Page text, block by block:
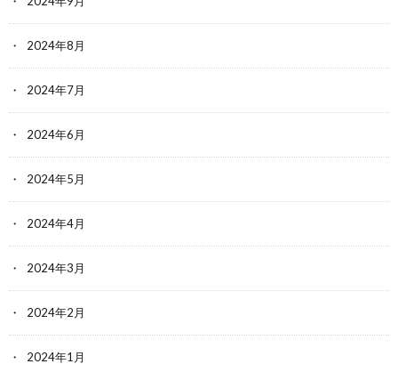
2024年8月
2024年7月
2024年6月
2024年5月
2024年4月
2024年3月
2024年2月
2024年1月